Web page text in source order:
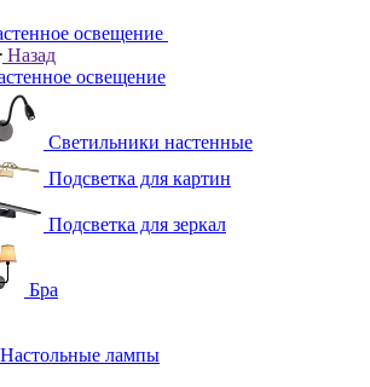
освещение
Назад
освещение
Светильники настенные
Подсветка для картин
Подсветка для зеркал
Бра
Настольные лампы